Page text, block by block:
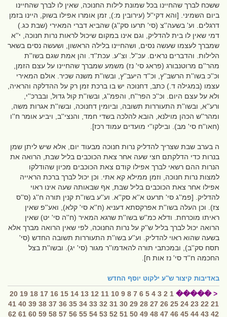
ששכח לברך שהחיינו בכל שמונת לילות החנוכה, שאין לו לברך שהחיינו
ביום השמיני. [והא דקי''ל (עירובין מ:), זמן אומרו אפילו בשוק, היינו בזמן
דרגלים. וע' בשעה''צ (סי' תרעו סק''ג) שהביא דברי המאירי (שבת כג.)
דמי שאין לו בית להדליק, וגם אינו במקום שיכול לראות נרות חנוכה, י''א
שמברך לעצמו שעשה נסים, ושהחיינו בלילה הראשון, ושעשה נסים בשאר
הלילות. והדברים נראים. עכ''ל. וצ''ע. עכת''ד. והן אמת שגם בשו''ת
מהר''ם מרוטנבורג (פראג סי' נז) משמע שמברך שהחיינו על עצם הזמן,
וכ''כ בשו''ת הרשב''ץ, וכ''ד היעב''ץ, ובשו''ת משנה שכיר. אולם המאירי
עצמו (במגילה ד.) כתב, דחנוכה יש בו ברכת זמן רק על ההדלקה והראיה,
ולא על עצם היום. וכ''כ הפר''ח, והפמ''ג, ובשו''ת קול גדול, ובברכ''י,
ורע''א, ובשו''ת התעוררות תשובה, וביומין דחנוכה, ובשו''ת אגרות משה,
ומהר''ש הכהן מוילנא, הובא להלכה בשדי חמד, והנצי''ב, ויביע אומר ח''ו
(חאו''ח סי' מב). ובילקו''י מועדים עמוד רכז].
ה בערב שבת שצריך להדליק נרות חנוכה מבעוד יום, אלא שיש ליתן שמן
בנרות כדי הדלקתם חצי שעה אחר צאת הכוכבים בליל שבת, הרואה את
הנרות ההם רשאי לברך אפילו קודם צאת הכוכבים מכיון שהודלקו
למצות נרות חנוכה, וזמן ממילא קא אתי. וכן יכול לברך ברכת הראייה
אפילו אחר צאת הכוכבים בליל שבת, אף שבאותה שעה אינו ראוי
להדליק. [פמ''ג סי' תרעט א''א סק''א. וע''ע בשו''ת קנין תורה ח''ג (ס''ס
צז). וכן העלה בשו''ת אפרקסתא דעניא (ח''א סי' קלא), ואע''פ שאין
ראיתו מוכרחת. ודלא כמ''ש בשו''ת שרגא המאיר (ח''ה סי' יט) שאין
הרואה יכול לברך בליל ש''ק על נרות החנוכה, לפי שאין הרואה מברך אלא
בשעה שהוא ראוי להדליק. וע''ע בשו''ת התעוררות תשובה החדש (סי'
תסח סק''ב), ובמכתבי תורה להאדמו''ר מגור (סי' יג). ובשו''ת בצל
החכמה ח''ד סי' נז אות ח].
באדיבות קיצור ש''ע ילקוט יוסף החדש
< �����
1
2
3
4
5
6
7
8
9
10
11
12
13
14
15
16
17
18
19
20
21
22
23
24
25
26
27
28
29
30
31
32
33
34
35
36
37
38
39
40
41
42
43
44
45
46
47
48
49
50
51
52
53
54
55
56
57
58
59
60
61
62